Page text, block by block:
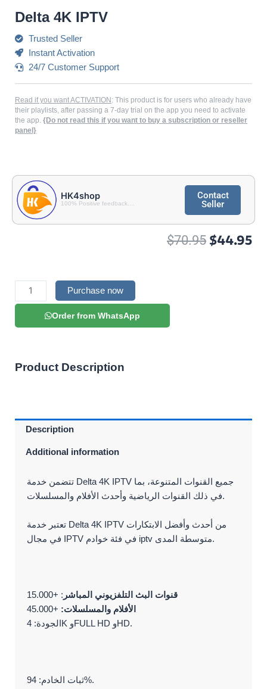
Delta 4K IPTV
Trusted Seller
Instant Activation
24/7 Customer Support
Read if you want ACTIVATION : This product is for users who already have
their playlists, after passing a 7-day trial on the app you need to activate
the app. {Do not read this if you want to buy a subscription or reseller
panel}
HK4shop
100% Positive feedback....
Contact
Seller
$70.95
Original
price
$44.95
IPTV
Purchase now
Order from WhatsApp
Product Description
Description
Additional information
تتضمن خدمة Delta 4K IPTV جميع القنوات المتنوعة، بما
في ذلك القنوات الرياضية وأحدث الأفلام والمسلسلات.
تعتبر خدمة Delta 4K IPTV من أحدث وأفضل الابتكارات
في مجال IPTV في فئة خوادم iptv متوسطة المدى.
قنوات البث التلفزيوني المباشر : +15.000
الأفلام والمسلسلات: +45.000
الجودة: 4K وFULL HD وHD.
ثبات الخادم: 94%.